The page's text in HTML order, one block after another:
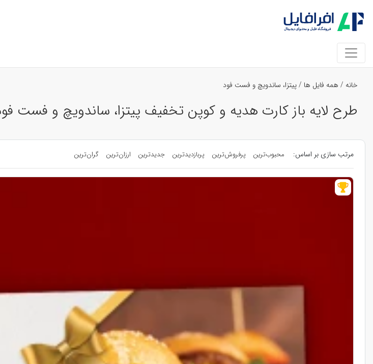
خانه / همه فایل ها /پیتزا، ساندویچ و فست فود
طرح لایه باز کارت هدیه و کوپن تخفیف پیتزا، ساندویچ و فست
مرتب سازی بر اساس: محبوب‌ترین پرفروش‌ترین پربازدیدترین جدیدترین ارزان‌ترین گران‌ترین